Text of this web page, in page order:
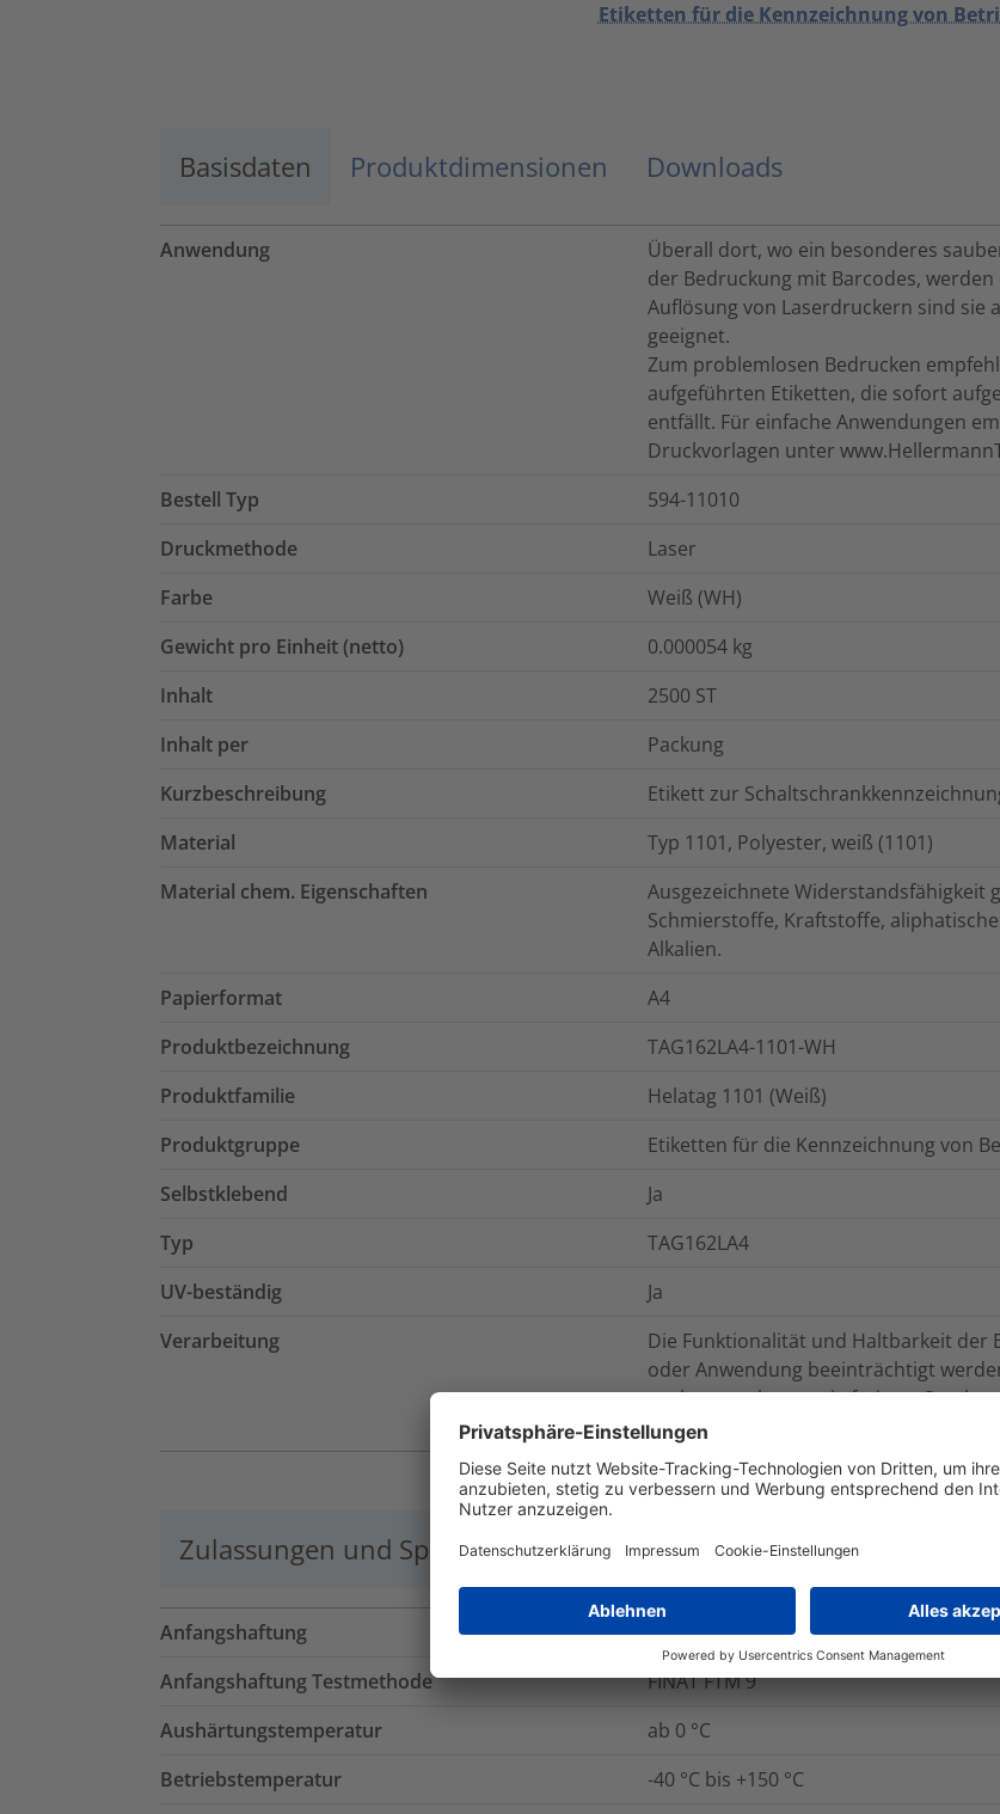
Etiketten für die Kennzeichnung von
Basisdaten Produktdimensionen Downloads
Anwendung
Überall dort, wo ein besonderes
der Bedruckung mit Barcodes,
Auflösung von Laserdruckern sind sie
geeignet.
Zum problemlosen Bedrucken
aufgeführten Etiketten, die sofort
entfällt. Für einfache Anwendungen
Druckvorlagen unter
Bestell Typ
594-11010
Druckmethode
Laser
Farbe
Weiß (WH)
Gewicht pro Einheit (netto)
0.000054 kg
Inhalt
2500 ST
Inhalt per
Packung
Kurzbeschreibung
Etikett zur
Material
Typ 1101, Polyester, weiß (1101)
Material chem. Eigenschaften
Ausgezeichnete Widerstandsfähigkeit
Schmierstoffe, Kraftstoffe,
Alkalien.
Papierformat
A4
Produktbezeichnung
TAG162LA4-1101-WH
Produktfamilie
Helatag 1101 (Weiß)
Produktgruppe
Etiketten für die Kennzeichnung von
Selbstklebend
Ja
Typ
TAG162LA4
UV-beständig
Ja
Verarbeitung
Die Funktionalität und Haltbarkeit der
oder Anwendung beeinträchtigt
sauber, trocken sowie frei von Staub
des Etiketts, da dies die
Zulassungen und Spezifikationen Logistik und Verpackungsdaten
Anfangshaftung 13N
Anfangshaftung Testmethode
FINAT FTM 9
Aushärtungstemperatur
ab 0 °C
Betriebstemperatur
-40 °C bis +150 °C